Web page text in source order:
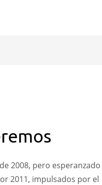
2008, pero esperanzado
2011, impulsados por el